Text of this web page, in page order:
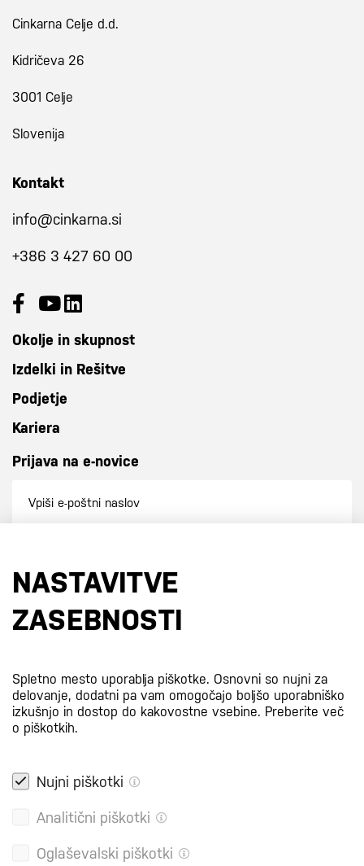
Cinkarna Celje d.d.
Kidričeva 26
3001 Celje
Slovenija
Kontakt
info@cinkarna.si
+386 3 427 60 00
Okolje in skupnost
Izdelki in Rešitve
Podjetje
Kariera
Prijava na e-novice
S prijavo na e-novice se strinjate z
NASTAVITVE
ZASEBNOSTI
Spletno mesto uporablja piškotke. Osnovni so nujni za
delovanje, dodatni pa vam omogočajo boljšo uporabniško
izkušnjo in dostop do kakovostne vsebine. Preberite več
o piškotkih.
Nujni piškotki
Analitični piškotki
Oglaševalski piškotki